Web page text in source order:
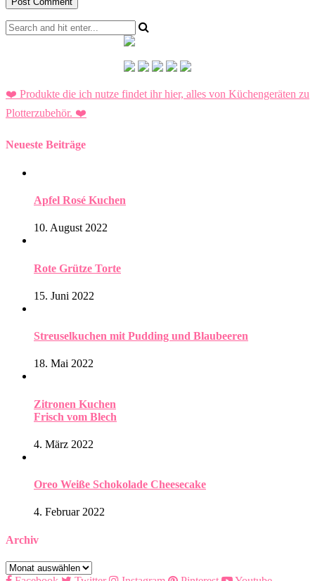
❤️ Produkte die ich nutze findet ihr hier, alles von Küchengeräten zu
Plotterzubehör. ❤️
Neueste Beiträge
Apfel Rosé Kuchen
10. August 2022
Rote Grütze Torte
15. Juni 2022
Streuselkuchen mit Pudding und Blaubeeren
18. Mai 2022
Zitronen Kuchen
Frisch vom Blech
4. März 2022
Oreo Weiße Schokolade Cheesecake
4. Februar 2022
Archiv
Archiv